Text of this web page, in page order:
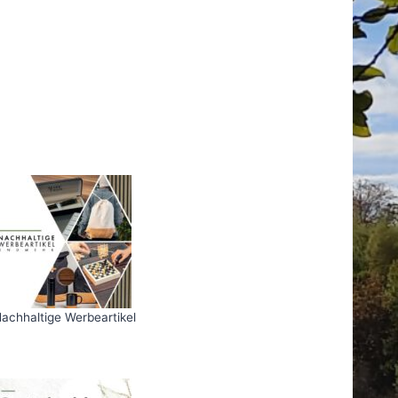
Werbeartikel